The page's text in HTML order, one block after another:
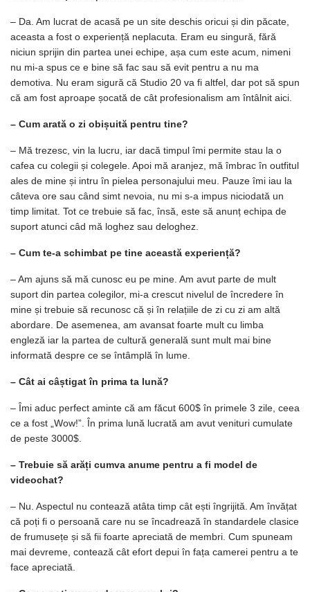
– Da. Am lucrat de acasă pe un site deschis oricui și din păcate,
aceasta a fost o experiență neplacuta. Eram eu singură, fără
niciun sprijin din partea unei echipe, așa cum este acum, nimeni
nu mi-a spus ce e bine să fac sau să evit pentru a nu ma
demotiva. Nu eram sigură că Studio 20 va fi altfel, dar pot să spun
că am fost aproape șocată de cât profesionalism am întâlnit aici.
– Cum arată o zi obișuită pentru tine?
– Mă trezesc, vin la lucru, iar dacă timpul îmi permite stau la o
cafea cu colegii și colegele. Apoi mă aranjez, mă îmbrac în outfitul
ales de mine și intru în pielea personajului meu. Pauze îmi iau la
câteva ore sau când simt nevoia, nu mi s-a impus niciodată un
timp limitat. Tot ce trebuie să fac, însă, este să anunț echipa de
suport atunci câd mă loghez sau deloghez.
– Cum te-a schimbat pe tine această experiență?
– Am ajuns să mă cunosc eu pe mine. Am avut parte de mult
suport din partea colegilor, mi-a crescut nivelul de încredere în
mine și trebuie să recunosc că și în relațiile de zi cu zi am altă
abordare. De asemenea, am avansat foarte mult cu limba
engleză iar la partea de cultură generală sunt mult mai bine
informată despre ce se întâmplă în lume.
– Cât ai câștigat în prima ta lună?
– Îmi aduc perfect aminte că am făcut 600$ în primele 3 zile, ceea
ce a fost „Wow!”. În prima lună lucrată am avut venituri cumulate
de peste 3000$.
– Trebuie să arăți cumva anume pentru a fi model de
videochat?
– Nu. Aspectul nu contează atâta timp cât ești îngrijită. Am învățat
că poți fi o persoană care nu se încadrează în standardele clasice
de frumusețe și să fii foarte apreciată de membri. Cum spuneam
mai devreme, contează cât efort depui în fața camerei pentru a te
face apreciată.